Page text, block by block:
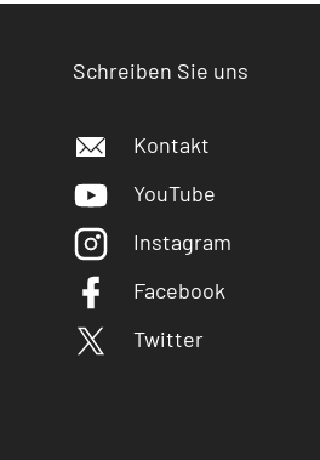
Schreiben Sie uns
Kontakt
YouTube
Instagram
Facebook
Twitter